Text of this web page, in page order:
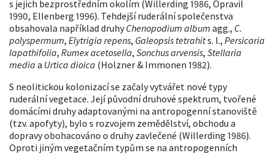
s jejich bezprostředním okolím (Willerding 1986, Opravil
1990, Ellenberg 1996). Tehdejší ruderální společenstva
obsahovala například druhyChenopodium album agg., C.
polyspermum, Elytrigia repens, Galeopsis tetrahits. l., Persicaria
lapathifolia, Rumex acetosella, Sonchus arvensis, Stellaria
media a Urtica dioica (Holzner & Immonen 1982).
S neolitickou kolonizací se začaly vytvářet nové typy
ruderální vegetace. Její původní druhové spektrum, tvořené
domácími druhy adaptovanými na antropogenní stanoviště
(tzv. apofyty), bylo s rozvojem zemědělství, obchodu a
dopravy obohacováno o druhy zavlečené (Willerding 1986).
Oproti jiným vegetačním typům se na antropogenních